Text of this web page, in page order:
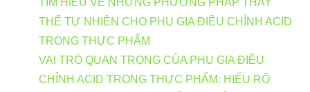
TÌM HIỂU VỀ NHỮNG PHƯƠNG PHÁP THAY
THẾ TỰ NHIÊN CHO PHỤ GIA ĐIỀU CHỈNH ACID
TRONG THỰC PHẨM
VAI TRÒ QUAN TRỌNG CỦA PHỤ GIA ĐIỀU
CHỈNH ACID TRONG THỰC PHẨM: HIỂU RÕ